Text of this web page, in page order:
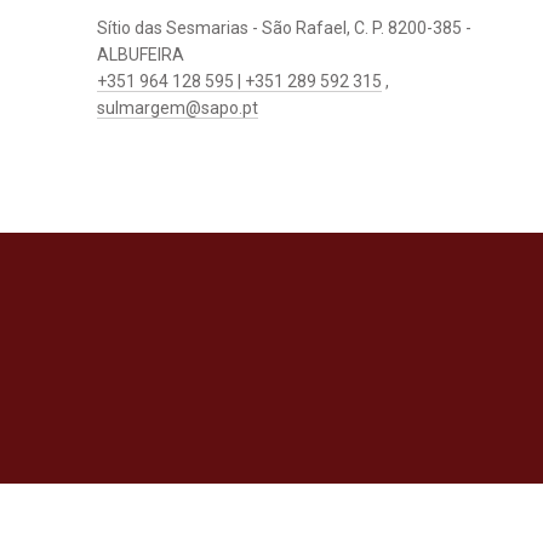
Sítio das Sesmarias - São Rafael, C. P. 8200-385 -
ALBUFEIRA
+351 964 128 595 | +351 289 592 315 ,
sulmargem@sapo.pt